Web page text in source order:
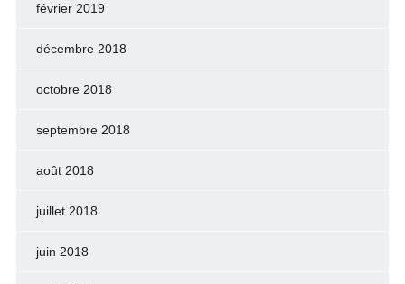
février 2019
décembre 2018
octobre 2018
septembre 2018
août 2018
juillet 2018
juin 2018